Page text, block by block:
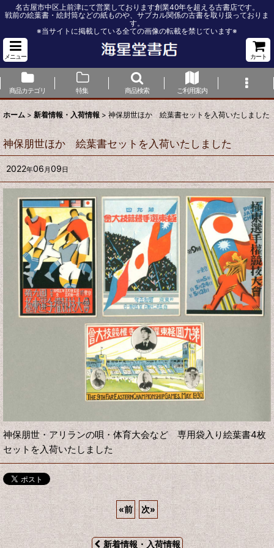
名古屋市中区上前津にて営業しております創業40年を超える古書店です。
戦前の絵葉書・絵封筒などの紙ものや、サブカル関係の古書を取り扱っておりま
す。
※当サイトに掲載している全ての画像の転載を禁じています※
メニュー カート
商品カテゴリ 特集 商品検索 ご利用案内
ホーム > 新着情報・入荷情報 > 神保朋世ほか 絵葉書セットを入荷いたしました
神保朋世ほか 絵葉書セットを入荷いたしました
2022年06月09日
神保朋世・アリランの唄・体育大会など 専用袋入り絵葉書4枚
セットを入荷いたしました
«前 次»
新着情報・入荷情報